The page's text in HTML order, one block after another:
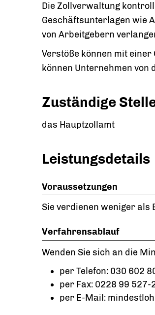
Die Zollverwaltung
Geschäftsunterlagen wie
von Arbeitgebern
Verstöße können mit einer
können Unternehmen
Zuständige
das Hauptzollamt
Leistungsdetails
Voraussetzungen
Sie verdienen weniger als
Verfahrensablauf
Wenden Sie sich an die
per Telefon: 030 602
per Fax: 0228 99 527-
per E-Mail: